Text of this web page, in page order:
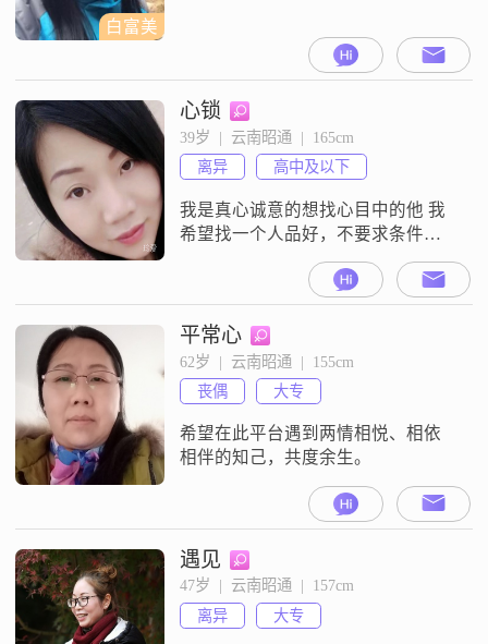
白富美
心锁
39岁  |  云南昭通  |  165cm
离异
高中及以下
我是真心诚意的想找心目中的他 我
希望找一个人品好，不要求条件多
好 只希望条件相当，有共同的追求
，能够多包容我一点 ，有山 有水 有
花 有你 ，健健康康 平平淡淡 白头
到老，注明 要求学历高的 ，有欠债
的 ， 事业心很重的 请勿打扰 谢
谢！感恩。
平常心
62岁  |  云南昭通  |  155cm
丧偶
大专
希望在此平台遇到两情相悦、相依
相伴的知己，共度余生。
遇见
47岁  |  云南昭通  |  157cm
离异
大专